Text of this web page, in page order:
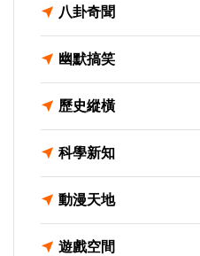
八卦奇聞
幽默搞笑
歷史縱橫
科學新知
動漫天地
遊戲空間